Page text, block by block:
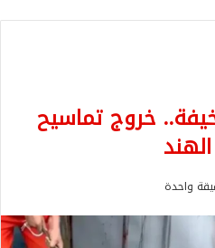
خروج تماسيح
واحدة